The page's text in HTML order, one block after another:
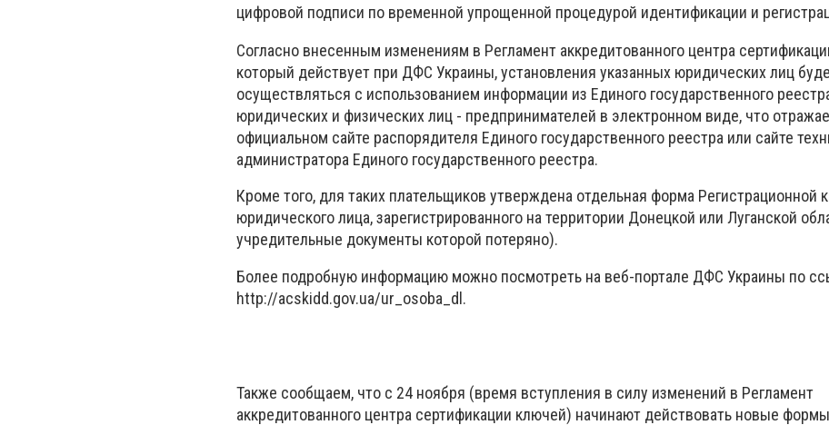
цифровой подписи по временной упрощенной процедурой идентификации и
Согласно внесенным изменениям в Регламент аккредитованного центра
который действует при ДФС Украины, установления указанных юридических лиц
осуществляться с использованием информации из Единого государственного
юридических и физических лиц - предпринимателей в электронном виде, что
официальном сайте распорядителя Единого государственного реестра или сайте
администратора Единого государственного реестра.
Кроме того, для таких плательщиков утверждена отдельная форма Регистрационной
юридического лица, зарегистрированного на территории Донецкой или Луганской
учредительные документы которой потеряно).
Более подробную информацию можно посмотреть на веб-портале ДФС Украины по
http://acskidd.gov.ua/ur_osoba_dl.
Также сообщаем, что с 24 ноября (время вступления в силу изменений в Регламент
аккредитованного центра сертификации ключей) начинают действовать новые формы